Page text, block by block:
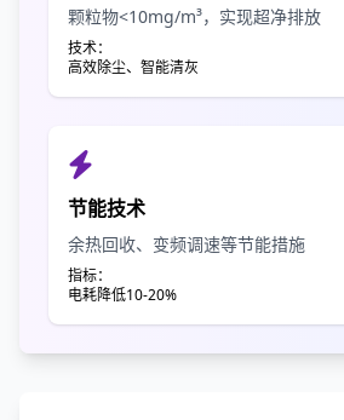
颗粒物<10mg/m³，实现超净排放
技术：
高效除尘、智能清灰
节能技术
余热回收、变频调速等节能措施
指标：
电耗降低10-20%